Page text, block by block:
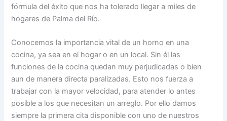
fórmula del éxito que nos ha tolerado llegar a miles de
hogares de Palma del Río.
Conocemos la importancia vital de un horno en una
cocina, ya sea en el hogar o en un local. Sin él las
funciones de la cocina quedan muy perjudicadas o bien
aun de manera directa paralizadas. Esto nos fuerza a
trabajar con la mayor velocidad, para atender lo antes
posible a los que necesitan un arreglo. Por ello damos
siempre la primera cita disponible con uno de nuestros